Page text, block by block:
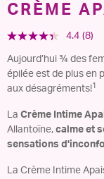
CRÈME
4.4 Lire
Lien
sur
(8)
Aujourd’hui ¾ des
épilée est de plus en
aux désagréments!1
La Crème Intime
Allantoïne, calme et
sensations
La Crème Intime